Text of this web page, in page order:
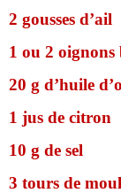
2 gousses d’ail
1 ou 2 oignons
20 g d’huile
1 jus de citron
10 g de sel
3 tours de